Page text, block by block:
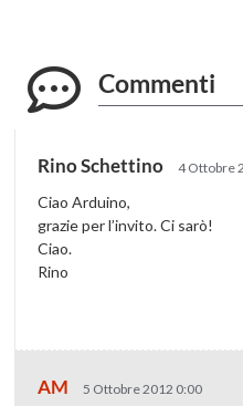
Commenti
Rino Schettino 4 Ottobre
Ciao Arduino,
grazie per l’invito. Ci sarò!
Ciao.
Rino
AM 5 Ottobre 2012 0:00